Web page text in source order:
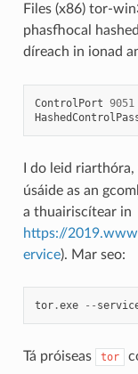
Files (x86) tor-
phasfhocal
díreach in ionad
ControlPort 9051
I do leid riarthóra,
úsáide as an
a thuairiscítear in
https://
ervice). Mar seo:
tor.exe --
Tá próiseas tor